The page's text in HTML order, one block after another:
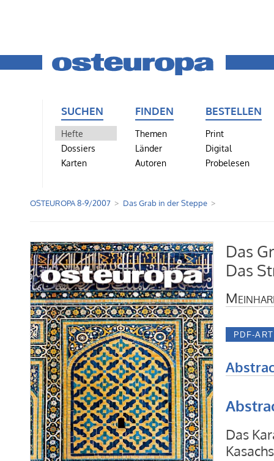
SUCHEN
Hefte
Dossiers
Karten
FINDEN
Themen
Länder
Autoren
BESTELLEN
Print
Digital
Probelesen
OSTEUROPA 8-9/2007 Das Grab in der Steppe
Das
Das
Das